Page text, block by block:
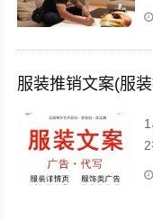
服装推销文案(服